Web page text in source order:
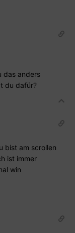
das anders
du dafür?
bist am scrollen
ist immer
win